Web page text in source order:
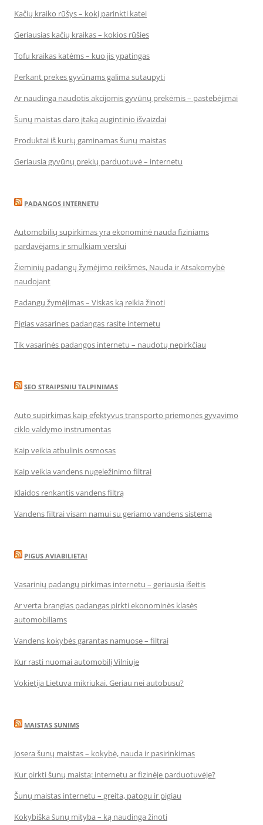
Kačių kraiko rūšys – kokį parinkti katei
Geriausias kačių kraikas – kokios rūšies
Tofu kraikas katėms – kuo jis ypatingas
Perkant prekes gyvūnams galima sutaupyti
Ar naudinga naudotis akcijomis gyvūnų prekėmis – pastebėjimai
Šunų maistas daro įtaką augintinio išvaizdai
Produktai iš kurių gaminamas šunų maistas
Geriausia gyvūnų prekių parduotuvė – internetu
PADANGOS INTERNETU
Automobilių supirkimas yra ekonominė nauda fiziniams
pardavėjams ir smulkiam verslui
Žieminių padangų žymėjimo reikšmės, Nauda ir Atsakomybė
naudojant
Padangų žymėjimas – Viskas ką reikia žinoti
Pigias vasarines padangas rasite internetu
Tik vasarinės padangos internetu – naudotų nepirkčiau
SEO STRAIPSNIU TALPINIMAS
Auto supirkimas kaip efektyvus transporto priemonės gyvavimo
ciklo valdymo instrumentas
Kaip veikia atbulinis osmosas
Kaip veikia vandens nugeležinimo filtrai
Klaidos renkantis vandens filtrą
Vandens filtrai visam namui su geriamo vandens sistema
PIGUS AVIABILIETAI
Vasarinių padangų pirkimas internetu – geriausia išeitis
Ar verta brangias padangas pirkti ekonominės klasės
automobiliams
Vandens kokybės garantas namuose – filtrai
Kur rasti nuomai automobilį Vilniuje
Vokietija Lietuva mikriukai. Geriau nei autobusu?
MAISTAS SUNIMS
Josera šunų maistas – kokybė, nauda ir pasirinkimas
Kur pirkti šunų maistą: internetu ar fizinėje parduotuvėje?
Šunų maistas internetu – greita, patogu ir pigiau
Kokybiška šunų mityba – ką naudinga žinoti